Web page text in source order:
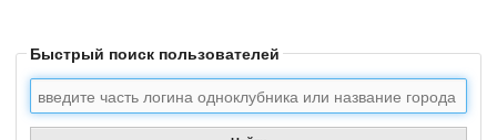
Быстрый поиск пользователей